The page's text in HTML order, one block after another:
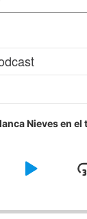
Nieves en el
Play